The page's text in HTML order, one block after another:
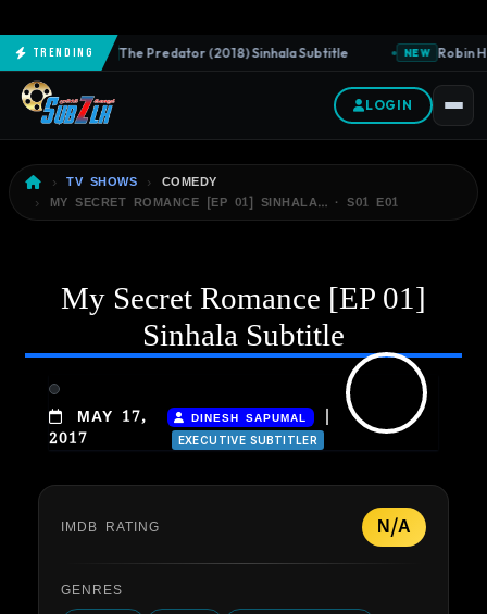
Trending
NEW The Predator (2018) Sinhala Subtitle NEW Robin
LOGIN
TV SHOWS
COMEDY
MY SECRET ROMANCE [EP 01] SINHALA… · S01 E01
My Secret Romance [EP 01]
Sinhala Subtitle
MAY 17,
2017
DINESH SAPUMAL |
EXECUTIVE SUBTITLER
IMDB RATING N/A
GENRES